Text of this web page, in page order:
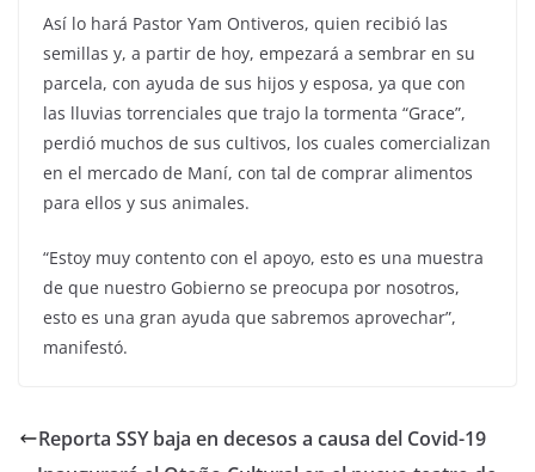
Así lo hará Pastor Yam Ontiveros, quien recibió las
semillas y, a partir de hoy, empezará a sembrar en su
parcela, con ayuda de sus hijos y esposa, ya que con
las lluvias torrenciales que trajo la tormenta “Grace”,
perdió muchos de sus cultivos, los cuales comercializan
en el mercado de Maní, con tal de comprar alimentos
para ellos y sus animales.
“Estoy muy contento con el apoyo, esto es una muestra
de que nuestro Gobierno se preocupa por nosotros,
esto es una gran ayuda que sabremos aprovechar”,
manifestó.
Reporta SSY baja en decesos a causa del Covid-19